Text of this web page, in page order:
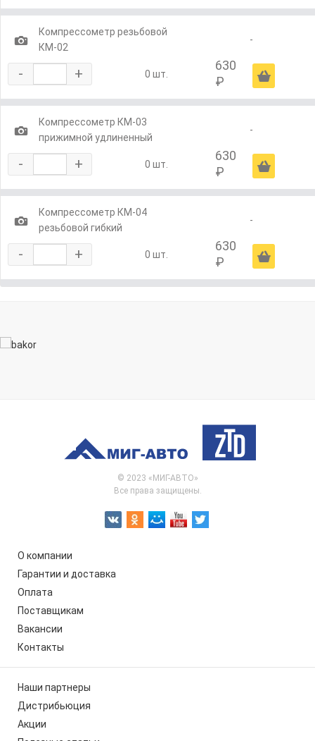
1
Компрессометр резьбовой
КМ-02
-
- + 0 шт.
630
₽
Ä
1
Компрессометр КМ-03
прижимной удлиненный
-
- + 0 шт.
630
₽
Ä
1
Компрессометр КМ-04
резьбовой гибкий
-
- + 0 шт.
630
₽
Ä
© 2023 «МИГ-АВТО»
Все права защищены.
О компании
Гарантии и доставка
Оплата
Поставщикам
Вакансии
Контакты
Наши партнеры
Дистрибьюция
Акции